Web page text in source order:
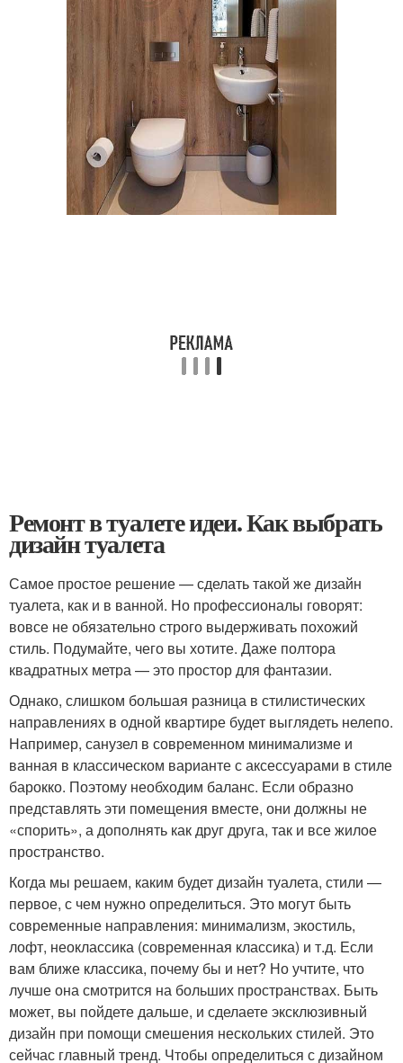
Ремонт в туалете идеи. Как выбрать
дизайн туалета
Самое простое решение — сделать такой же дизайн
туалета, как и в ванной. Но профессионалы говорят:
вовсе не обязательно строго выдерживать похожий
стиль. Подумайте, чего вы хотите. Даже полтора
квадратных метра — это простор для фантазии.
Однако, слишком большая разница в стилистических
направлениях в одной квартире будет выглядеть нелепо.
Например, санузел в современном минимализме и
ванная в классическом варианте с аксессуарами в стиле
барокко. Поэтому необходим баланс. Если образно
представлять эти помещения вместе, они должны не
«спорить», а дополнять как друг друга, так и все жилое
пространство.
Когда мы решаем, каким будет дизайн туалета, стили —
первое, с чем нужно определиться. Это могут быть
современные направления: минимализм, экостиль,
лофт, неоклассика (современная классика) и т.д. Если
вам ближе классика, почему бы и нет? Но учтите, что
лучше она смотрится на больших пространствах. Быть
может, вы пойдете дальше, и сделаете эксклюзивный
дизайн при помощи смешения нескольких стилей. Это
сейчас главный тренд. Чтобы определиться с дизайном